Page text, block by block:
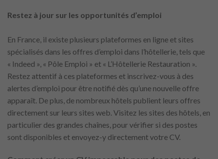
Restez à jour sur les opportunités d’emploi
En France, il existe plusieurs plateformes en ligne et sites
spécialisés dans les offres d’emploi dans l’hôtellerie, tels que
« Indeed », « Pôle Emploi » et « L’Hôtellerie Restauration ».
Restez attentif à ces plateformes et inscrivez-vous à des
alertes d’emploi pour être notifié dès qu’une nouvelle offre
apparaît. De plus, de nombreux hôtels publient leurs offres
directement sur leurs sites web. Visitez les sites des hôtels, en
particulier des grandes chaînes, pour vérifier si des postes
sont disponibles et envoyez-y directement votre CV.